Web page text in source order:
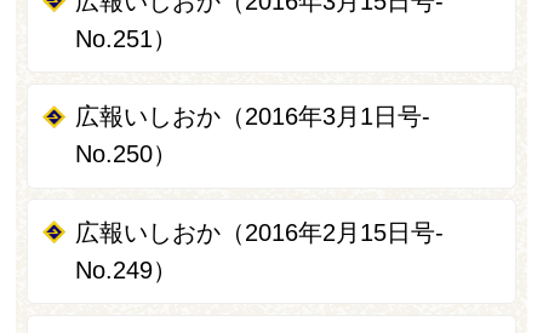
No.251）
広報いしおか（2016年3月1日号-
No.250）
広報いしおか（2016年2月15日号-
No.249）